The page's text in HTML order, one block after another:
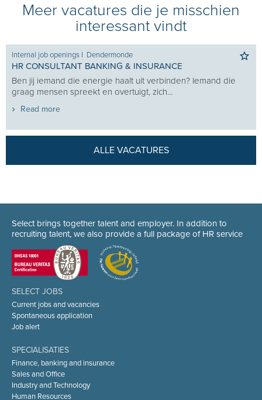
Meer vacatures die je misschien
interessant vindt
die
Internal job openingsI Groot-Bijgaarden
ERVAREN RECRUITMENT CONSULTANT - OFFICE
Recruitment zit in jouw DNA. Je weet hoe de markt
je de juiste kandidaten aanspreekt en...
ALLE VACATURES
Select brings together talent and employer. In addition to
recruiting talent, we also provide a full package of HR service
SELECT JOBS
Current jobs and vacancies
Spontaneous application
Job alert
SPECIALISATIES
Finance, banking and insurance
Sales and Office
Industry and Technology
Human Resources